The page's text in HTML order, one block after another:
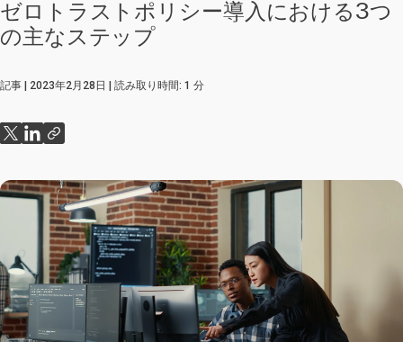
ゼロトラストポリシー導入における3つ
の主なステップ
記事 2023年2月28日 読み取り時間: 1 分